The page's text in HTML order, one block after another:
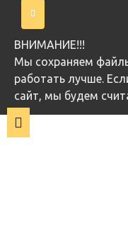
ВНИМАНИЕ!!!
Мы cохраняем
работать лучше.
сайт, мы будем